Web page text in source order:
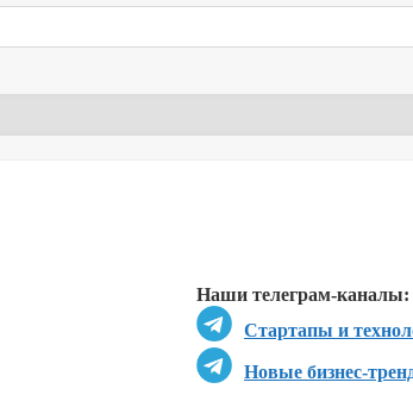
Наши телеграм-каналы:
Стартапы и
Новые бизнес-